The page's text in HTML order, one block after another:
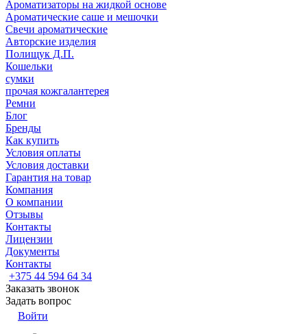
Ароматизаторы на жидкой основе
Ароматические саше и мешочки
Свечи ароматические
Авторские изделия
Полищук Д.П.
Кошельки
сумки
прочая кожгалантерея
Ремни
Блог
Бренды
Как купить
Условия оплаты
Условия доставки
Гарантия на товар
Компания
О компании
Отзывы
Контакты
Лицензии
Документы
Контакты
+375 44 594 64 34
Заказать звонок
Задать вопрос
Войти